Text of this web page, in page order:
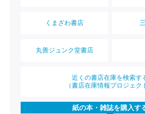
くまざわ書店
丸善ジュンク堂書店
近くの書店在庫を検索す
（書店在庫情報プロジェク
紙の本・雑誌を購入す